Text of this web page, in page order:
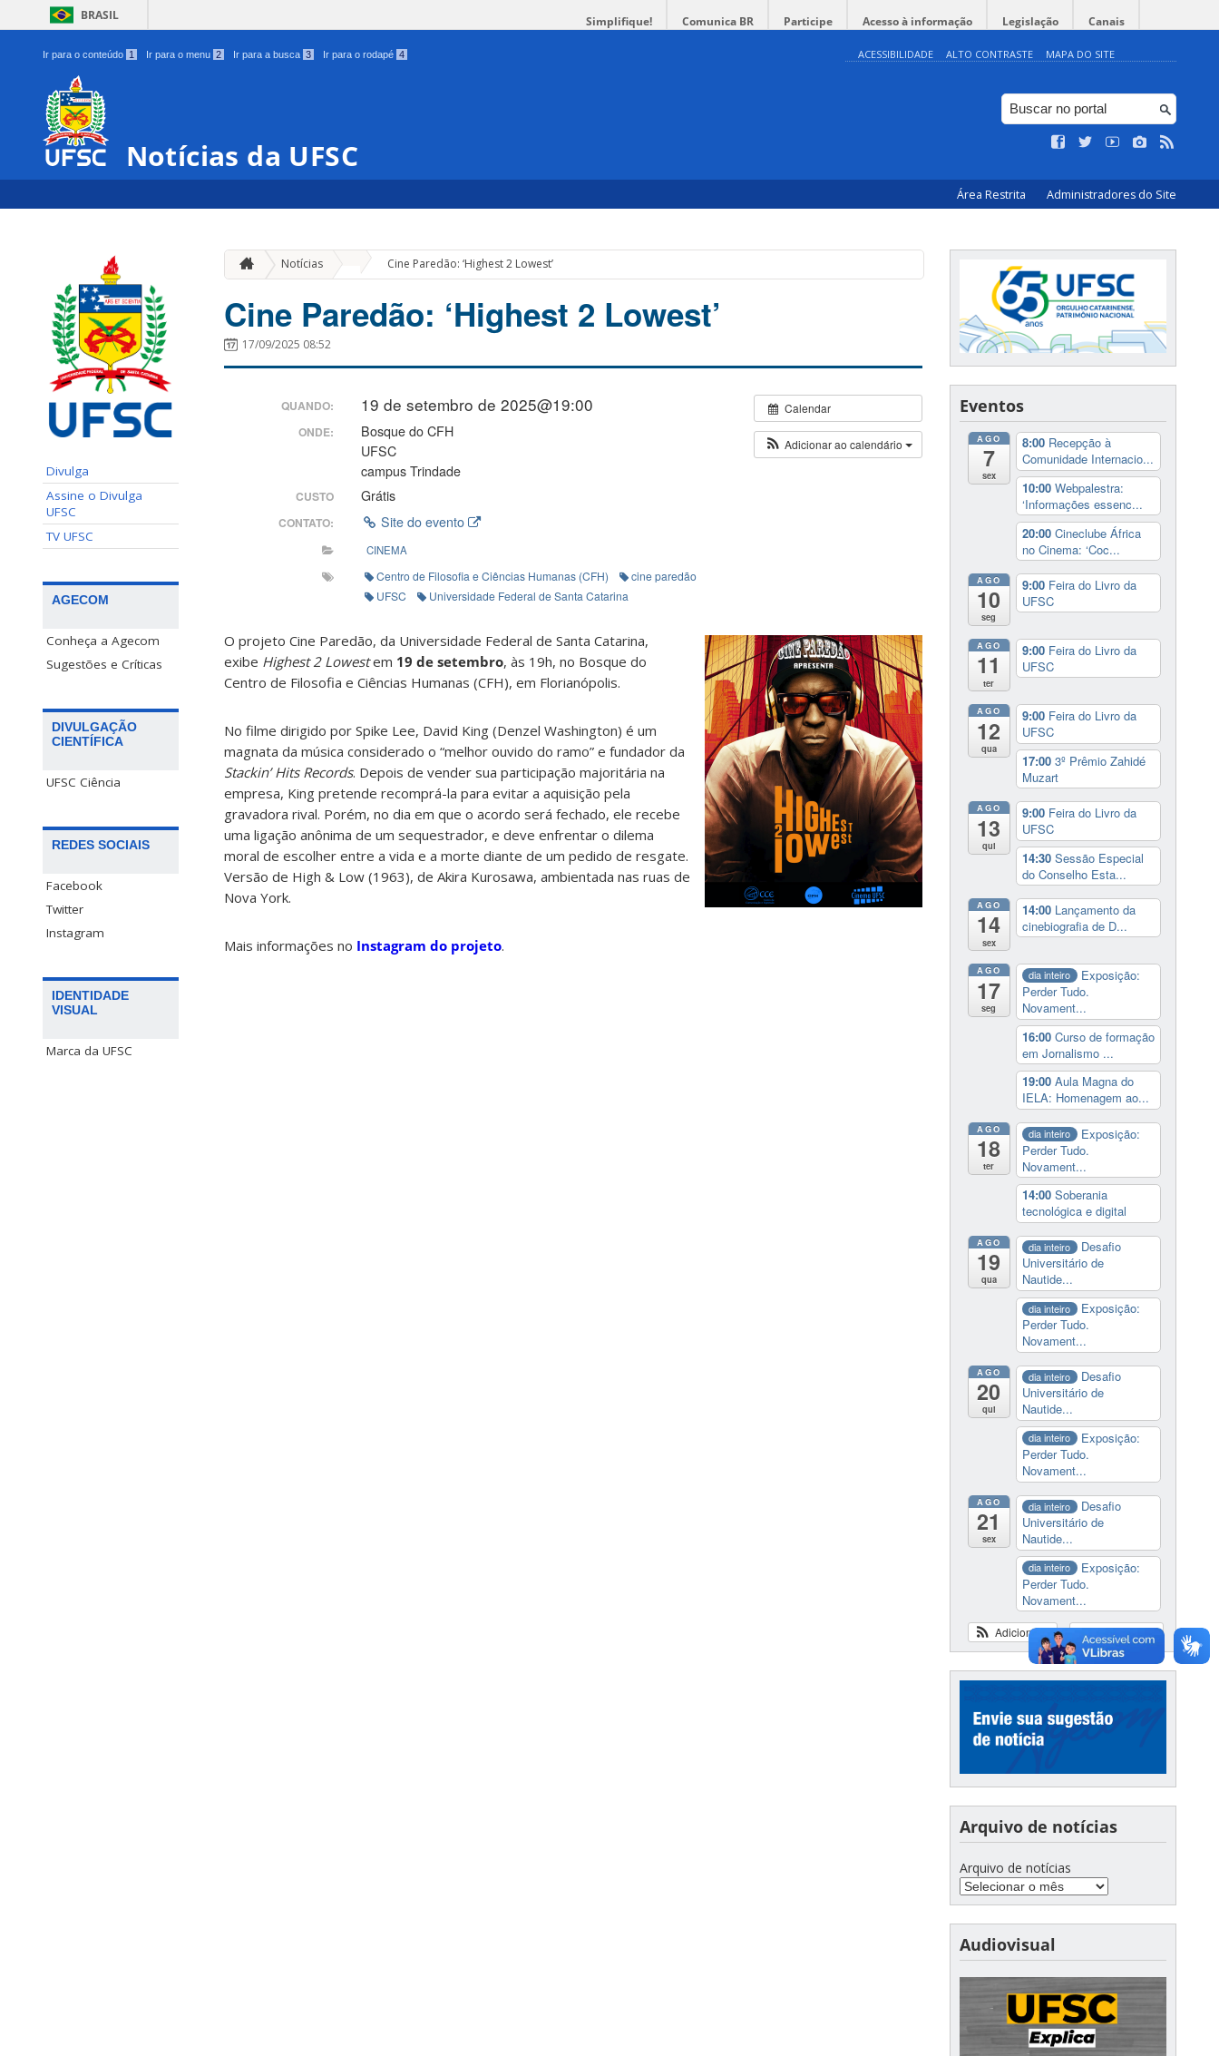
BRASIL Simplifique! Comunica BR Participe Acesso à informação Legislação Canais
Ir para o conteúdo 1 Ir para o menu 2 Ir para a busca 3 Ir para o rodapé 4 ACESSIBILIDADE ALTO CONTRASTE MAPA DO SITE
Notícias da UFSC
Área Restrita Administradores do Site
Divulga
Assine o Divulga
UFSC
TV UFSC
AGECOM
Conheça a Agecom
Sugestões e Críticas
DIVULGAÇÃO
CIENTÍFICA
UFSC Ciência
REDES SOCIAIS
Facebook
Twitter
Instagram
IDENTIDADE
VISUAL
Marca da UFSC
Notícias Cine Paredão: ‘Highest 2 Lowest’
Cine Paredão: ‘Highest 2 Lowest’
17/09/2025 08:52
Calendar
Adicionar ao calendário
QUANDO: 19 de setembro de 2025@19:00
ONDE:
Bosque do CFH
UFSC
campus Trindade
CUSTO Grátis
CONTATO: Site do evento
CINEMA
Centro de Filosofia e Ciências Humanas (CFH)
cine paredão
UFSC
Universidade Federal de Santa Catarina
O projeto Cine Paredão, da Universidade Federal de Santa Catarina,
exibe Highest 2 Lowestem 19 de setembro, às 19h, no Bosque do
Centro de Filosofia e Ciências Humanas (CFH), em Florianópolis.
No filme dirigido por Spike Lee, David King (Denzel Washington) é um
magnata da música considerado o “melhor ouvido do ramo” e fundador da
Stackin’ Hits Records. Depois de vender sua participação majoritária na
empresa, King pretende recomprá-la para evitar a aquisição pela
gravadora rival. Porém, no dia em que o acordo será fechado, ele recebe
uma ligação anônima de um sequestrador, e deve enfrentar o dilema
moral de escolher entre a vida e a morte diante de um pedido de resgate.
Versão de High & Low (1963), de Akira Kurosawa, ambientada nas ruas de
Nova York.
Mais informações no Instagram do projeto.
Eventos
AGO
7
sex
8:00 Recepção à
Comunidade Internacio...
10:00 Webpalestra:
‘Informações essenc...
20:00 Cineclube África
no Cinema: ‘Coc...
AGO
10
seg
9:00 Feira do Livro da
UFSC
AGO
11
ter
9:00 Feira do Livro da
UFSC
AGO
12
qua
9:00 Feira do Livro da
UFSC
17:00 3º Prêmio Zahidé
Muzart
AGO
13
qui
9:00 Feira do Livro da
UFSC
14:30 Sessão Especial
do Conselho Esta...
AGO
14
sex
14:00 Lançamento da
cinebiografia de D...
AGO
17
seg
dia inteiro
Exposição:
Perder Tudo.
Novament...
16:00 Curso de formação
em Jornalismo ...
19:00 Aula Magna do
IELA: Homenagem ao...
AGO
18
ter
dia inteiro
Exposição:
Perder Tudo.
Novament...
14:00 Soberania
tecnológica e digital
AGO
19
qua
dia inteiro
Desafio
Universitário de
Nautide...
dia inteiro
Exposição:
Perder Tudo.
Novament...
AGO
20
qui
dia inteiro
Desafio
Universitário de
Nautide...
dia inteiro
Exposição:
Perder Tudo.
Novament...
AGO
21
sex
dia inteiro
Desafio
Universitário de
Nautide...
dia inteiro
Exposição:
Perder Tudo.
Novament...
Ver calendário
Adicionar
Arquivo de notícias
Arquivo de notícias
Audiovisual